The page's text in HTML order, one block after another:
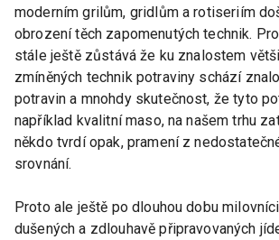
moderním grilům, gridlům a rotiseriím
obrození těch zapomenutých technik.
stále ještě zůstává že ku znalostem
zmíněných technik potraviny schází
potravin a mnohdy skutečnost, že tyto
například kvalitní maso, na našem trhu
někdo tvrdí opak, pramení z
srovnání.
Proto ale ještě po dlouhou dobu
dušených a zdlouhavě připravovaných